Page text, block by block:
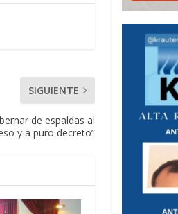
SIGUIENTE
de espaldas al
y a puro decreto”